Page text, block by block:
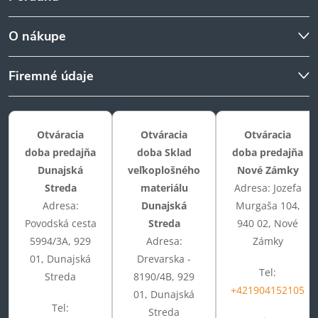
O nákupe
Firemné údaje
Otváracia
doba predajňa
Dunajská
Streda
Adresa:
Povodská cesta
5994/3A, 929
01, Dunajská
Streda
Tel:
Otváracia
doba Sklad
veľkoplošného
materiálu
Dunajská
Streda
Adresa:
Drevarska -
8190/4B, 929
01, Dunajská
Streda
Otváracia
doba predajňa
Nové Zámky
Adresa: Jozefa
Murgaša 104,
940 02, Nové
Zámky
Tel:
+421904152105